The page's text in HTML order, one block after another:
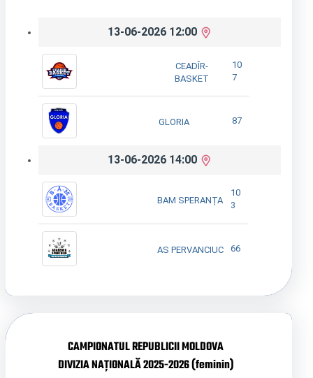
13-06-2026 12:00
CEADÎR-
BASKET
10
7
GLORIA 87
13-06-2026 14:00
BAM SPERANȚA
10
3
AS PERVANCIUC 66
CAMPIONATUL REPUBLICII MOLDOVA
DIVIZIA NAȚIONALĂ 2025-2026 (feminin)